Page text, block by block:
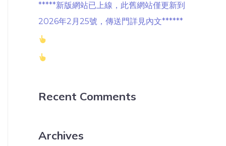
*****新版網站已上線，此舊網站僅更新到
2026年2月25號，傳送門詳見內文******
Recent Comments
Archives